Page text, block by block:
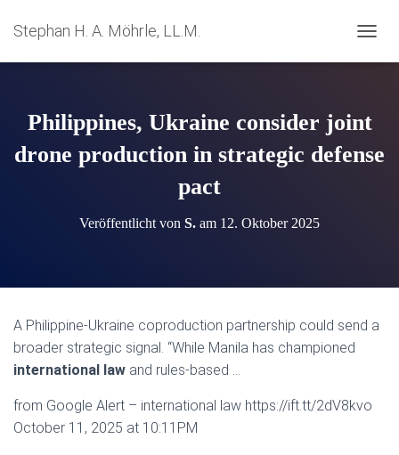
Stephan H. A. Möhrle, LL.M.
A
A
I
T
Philippines, Ukraine consider joint
drone production in strategic defense
pact
Veröffentlicht von S. am 12. Oktober 2025
A Philippine-Ukraine coproduction partnership could send a
broader strategic signal. “While Manila has championed
international law and rules-based …
from Google Alert – international law https://ift.tt/2dV8kvo
October 11, 2025 at 10:11PM